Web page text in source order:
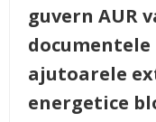
guvern AUR
ajutoarele
energetice